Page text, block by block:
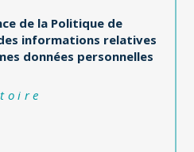
de la Politique de
informations relatives
données personnelles